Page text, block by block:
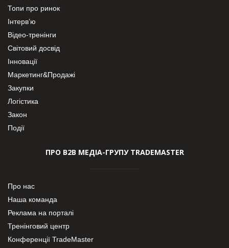
Топи про ринок
Інтерв’ю
Відео-тренінги
Світовий досвід
Інновації
Маркетинг&Продажі
Закупки
Логістика
Закон
Події
ПРО В2В МЕДІА-ГРУПУ TRADEMASTER
Про нас
Наша команда
Реклама на порталі
Тренінговий центр
Конференції TradeMaster